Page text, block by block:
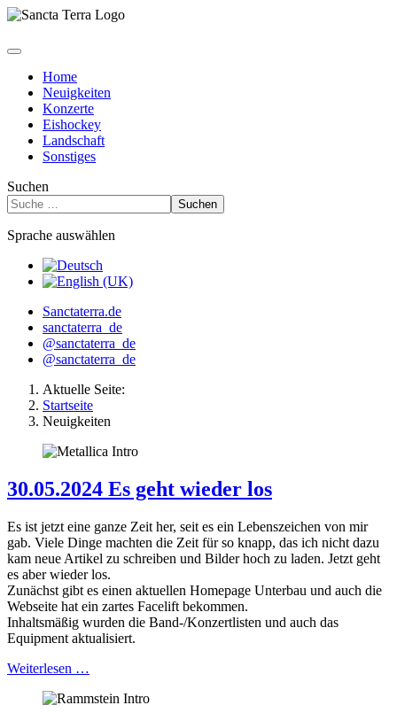
Home
Neuigkeiten
Konzerte
Eishockey
Landschaft
Sonstiges
Suchen
Suchen
Sprache auswählen
Sanctaterra.de
sanctaterra_de
@sanctaterra_de
@sanctaterra_de
Aktuelle Seite:
Startseite
Neuigkeiten
30.05.2024 Es geht wieder los
Es ist jetzt eine ganze Zeit her, seit es ein Lebenszeichen von mir
gab. Viele Dinge machten die Zeit für so knapp, das ich nicht dazu
kam neue Artikel zu schreiben und Bilder hoch zu laden. Jetzt geht
es aber wieder los.
Zunächst gibt es einen aktuellen Homepage Unterbau und auch die
Webseite hat ein zartes Facelift bekommen.
Inhaltsmäßig wurden die Band-/Konzertlisten und auch das
Equipment aktualisiert.
Weiterlesen …